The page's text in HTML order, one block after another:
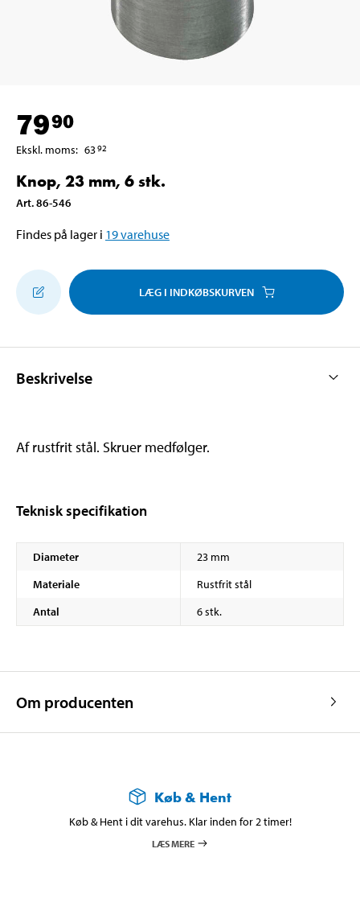
7990
Ekskl. moms: 6392
Knop, 23 mm, 6 stk.
Art.86-546
Findes på lager i 19varehuse
LÆG I INDKØBSKURVEN
Beskrivelse
Af rustfrit stål. Skruer medfølger.
Teknisk specifikation
Diameter
23 mm
Materiale
Rustfrit stål
Antal
6 stk.
Om producenten
Køb & Hent
Køb & Hent i dit varehus. Klar inden for 2 timer!
LÆS MERE